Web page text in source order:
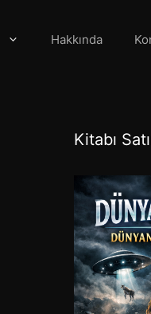
Hakkında
Kitabı